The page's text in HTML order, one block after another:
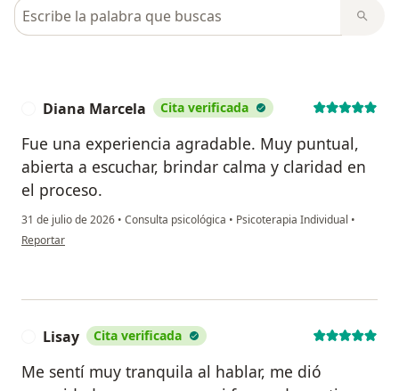
Busca en opiniones
Diana Marcela Cita verificada
Fue una experiencia agradable. Muy puntual,
abierta a escuchar, brindar calma y claridad en
el proceso.
31 de julio de 2026 • Consulta psicológica • Psicoterapia Individual •
en opinión del usuario Diana Marcela
Reportar
Lisay Cita verificada
Me sentí muy tranquila al hablar, me dió